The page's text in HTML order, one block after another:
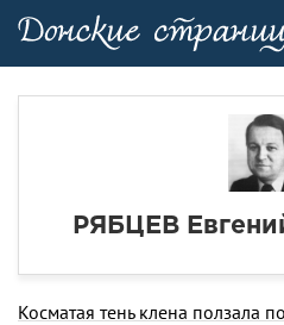
РЯБЦЕВ
Косматая тень клена ползала